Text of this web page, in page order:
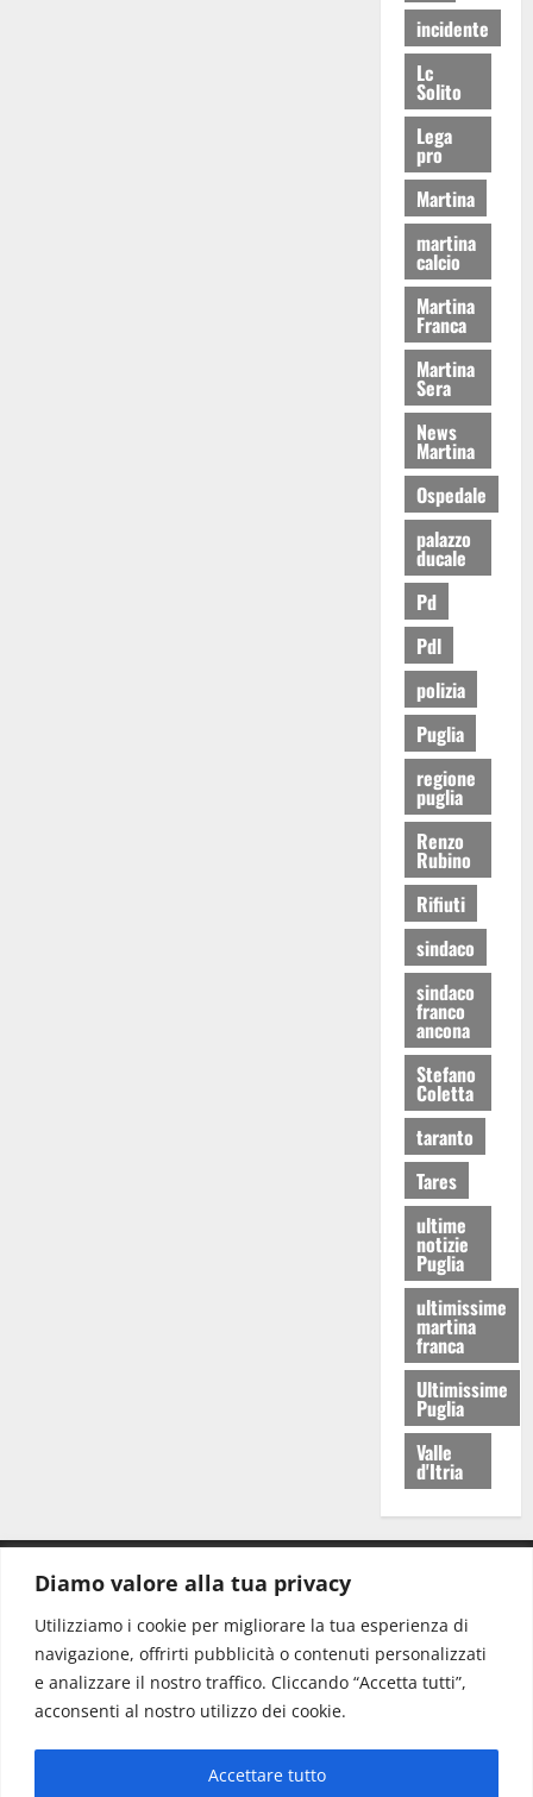
Diamo valore alla tua privacy
Utilizziamo i cookie per migliorare la tua esperienza di
navigazione, offrirti pubblicità o contenuti personalizzati
e analizzare il nostro traffico. Cliccando “Accetta tutti”,
acconsenti al nostro utilizzo dei cookie.
Accettare tutto
incidente
Lc
Solito
Lega
pro
Martina
martina
calcio
Martina
Franca
Martina
Sera
News
Martina
Ospedale
palazzo
ducale
Pd
Pdl
polizia
Puglia
regione
puglia
Renzo
Rubino
Rifiuti
sindaco
sindaco
franco
ancona
Stefano
Coletta
taranto
Tares
ultime
notizie
Puglia
ultimissime
martina
franca
Ultimissime
Puglia
Valle
d'Itria
Redazione: redazione@www.martinasera.it
Direttore:direttore@www.martinasera.it
Info & Commerciale:info@www.martinasera.it